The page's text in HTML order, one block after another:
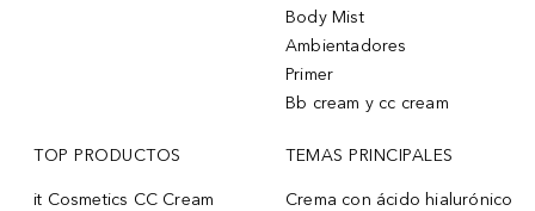
Body Mist
Ambientadores
Primer
Bb cream y cc cream
TOP PRODUCTOS
it Cosmetics CC Cream
TEMAS PRINCIPALES
Crema con ácido hialurónico